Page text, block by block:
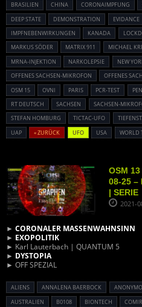
BRASILIEN
CHINA CORONAIMPFUNG
DEEP STATE
DEMONSTRATION EVIDANCE
IMPFNEBENWIRKUNGEN
KANADA
MARKUS SÖDER
MATRIX 911 MICHAEL
MRNA-INJEKTION
NARKOLEPSIE NEW
OFFENES SACHSEN-MIKROFON
OFFENES
OSM 15
OVNI PARIS PCR-TEST
RT DEUTSCH
SACHSEN SACHSEN-
STEFAN HOMBURG
TICTAC-UFO
UAP
« ZURÜCK UFO USA WORLD
OSM
08-25 –
| SERIE
2021-
► CORONALER MASSENWAHNSINN
► EXOPOLITIK
► Karl Lauterbach | QUANTUM 5
► DYSTOPIA
► OFF SPEZIAL
ALIENS ANNALENA BAERBOCK
AUSTRALIEN
B0108 BIONTECH